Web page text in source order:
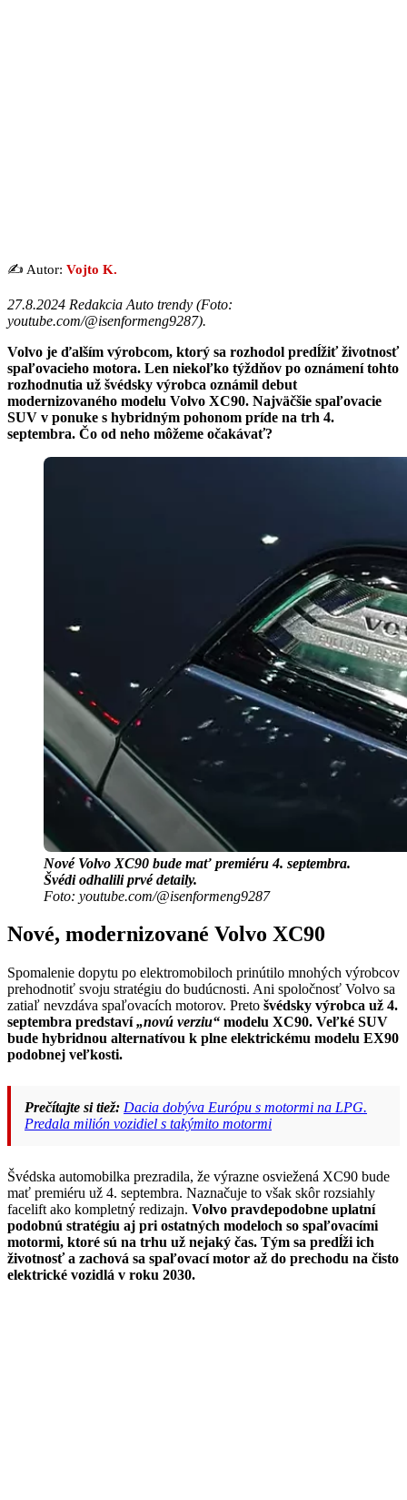
✍️ Autor: Vojto K.
27.8.2024 Redakcia Auto trendy (Foto:
youtube.com/@isenformeng9287).
Volvo je ďalším výrobcom, ktorý sa rozhodol predĺžiť životnosť
spaľovacieho motora. Len niekoľko týždňov po oznámení tohto
rozhodnutia už švédsky výrobca oznámil debut
modernizovaného modelu Volvo XC90. Najväčšie spaľovacie
SUV v ponuke s hybridným pohonom príde na trh 4.
septembra. Čo od neho môžeme očakávať?
Nové Volvo XC90 bude mať premiéru 4. septembra.
Švédi odhalili prvé detaily.
Foto: youtube.com/@isenformeng9287
Nové, modernizované Volvo XC90
Spomalenie dopytu po elektromobiloch prinútilo mnohých výrobcov
prehodnotiť svoju stratégiu do budúcnosti. Ani spoločnosť Volvo sa
zatiaľ nevzdáva spaľovacích motorov. Preto švédsky výrobca už 4.
septembra predstaví„novú verziu“ modelu XC90. Veľké SUV
bude hybridnou alternatívou k plne elektrickému modelu EX90
podobnej veľkosti.
Prečítajte si tiež: Dacia dobýva Európu s motormi na LPG.
Predala milión vozidiel s takýmito motormi
Švédska automobilka prezradila, že výrazne osviežená XC90 bude
mať premiéru už 4. septembra. Naznačuje to však skôr rozsiahly
facelift ako kompletný redizajn. Volvo pravdepodobne uplatní
podobnú stratégiu aj pri ostatných modeloch so spaľovacími
motormi, ktoré sú na trhu už nejaký čas. Tým sa predĺži ich
životnosť a zachová sa spaľovací motor až do prechodu na čisto
elektrické vozidlá v roku 2030.